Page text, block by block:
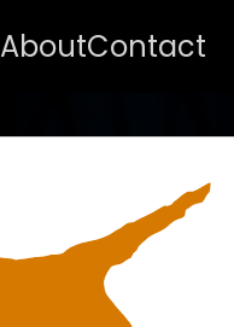
AboutContact